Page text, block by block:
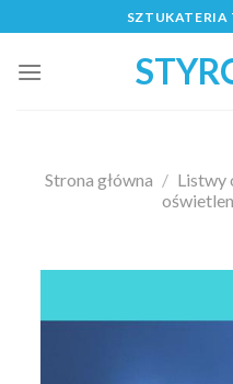
to
content
SZTUKATERIA
Strona główna / Listwy